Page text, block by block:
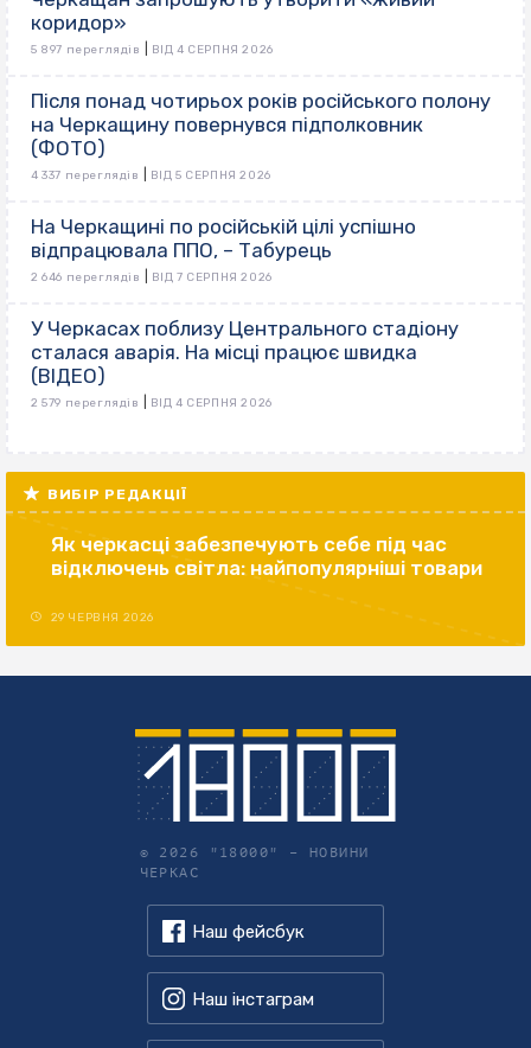
коридор»
5 897 переглядів ВІД 4 СЕРПНЯ 2026
Після понад чотирьох років російського полону
на Черкащину повернувся підполковник
(ФОТО)
4 337 переглядів ВІД 5 СЕРПНЯ 2026
На Черкащині по російській цілі успішно
відпрацювала ППО, – Табурець
2 646 переглядів ВІД 7 СЕРПНЯ 2026
У Черкасах поблизу Центрального стадіону
сталася аварія. На місці працює швидка
(ВІДЕО)
2 579 переглядів ВІД 4 СЕРПНЯ 2026
ВИБІР РЕДАКЦІЇ
Як черкасці забезпечують себе під час
відключень світла: найпопулярніші товари
29 ЧЕРВНЯ 2026
© 2026 "18000" – НОВИНИ
ЧЕРКАС
Наш фейсбук
Наш інстаграм